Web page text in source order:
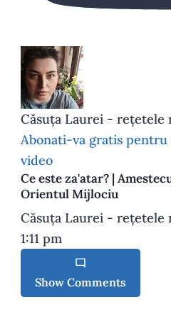
Căsuța Laurei - rețetele
Abonati-va gratis
video
Ce este za'atar? |
Orientul Mijlociu
Căsuța Laurei - rețetele
1:11 pm
Show Comments